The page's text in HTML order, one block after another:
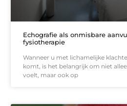
Echografie als onmisbare
fysiotherapie
Wanneer u met lichamelijke
komt, is het belangrijk om niet
voelt, maar ook op